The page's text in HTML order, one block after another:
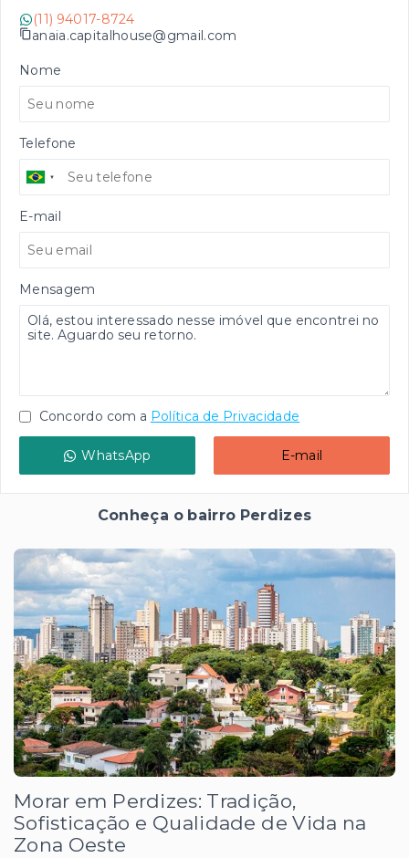
(11) 94017-8724
anaia.capitalhouse@gmail.com
Nome
Telefone
E-mail
Mensagem
Concordo com a Política de Privacidade
WhatsApp E-mail
Conheça o bairro Perdizes
Morar em Perdizes: Tradição,
Sofisticação e Qualidade de Vida na
Zona Oeste